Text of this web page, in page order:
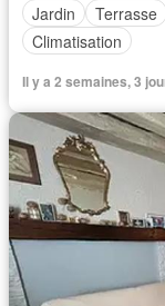
Jardin
Terrasse
Climatisation
Il y a 2 semaines, 3